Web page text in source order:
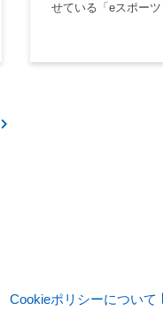
せている「eスポー
Cookieポリシーについて